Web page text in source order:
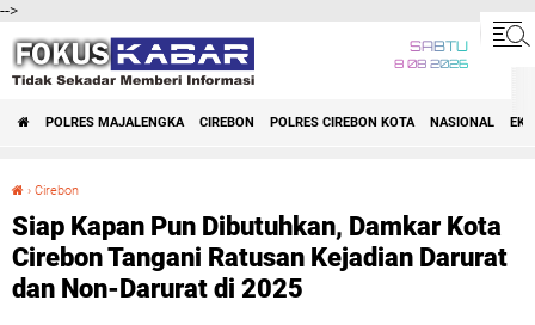
-->
SABTU
8 08 2026
POLRES MAJALENGKA CIREBON POLRES CIREBON KOTA NASIONAL
› Cirebon
Siap Kapan Pun Dibutuhkan, Damkar Kota
Cirebon Tangani Ratusan Kejadian Darurat
dan Non-Darurat di 2025